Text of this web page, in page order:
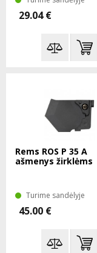
29.04 €
Rems ROS P 35 A
ašmenys žirklėms
Turime sandėlyje
45.00 €